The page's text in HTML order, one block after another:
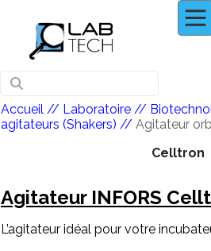
Accueil // Laboratoire //
agitateurs (Shakers) // Agitateur
Celltron
Agitateur INFORS
L’agitateur idéal pour votre